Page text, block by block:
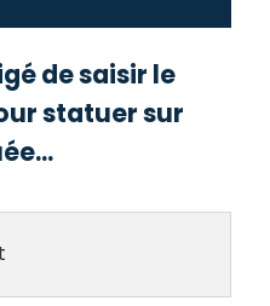
de saisir le
statuer sur